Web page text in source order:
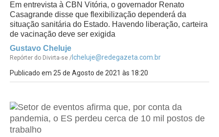
Em entrevista à CBN Vitória, o governador Renato
Casagrande disse que flexibilização dependerá da
situação sanitária do Estado. Havendo liberação, carteira
de vacinação deve ser exigida
Gustavo Cheluje
Repórter do Divirta-se / lcheluje@redegazeta.com.br
Publicado em 25 de Agosto de 2021 às 18:20